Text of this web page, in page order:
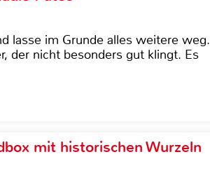
lasse im Grunde alles weitere weg.
der nicht besonders gut klingt. Es
mit historischen Wurzeln